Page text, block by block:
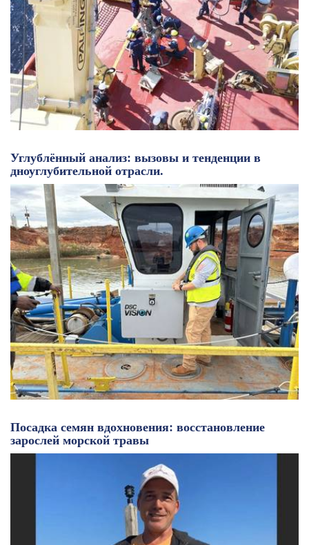
Углублённый анализ: вызовы и тенденции в
дноуглубительной отрасли.
Посадка семян вдохновения: восстановление
зарослей морской травы